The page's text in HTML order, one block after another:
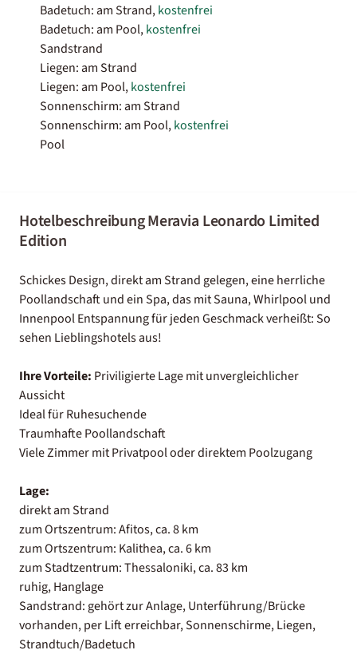
Badetuch: am Strand,kostenfrei
Badetuch: am Pool,kostenfrei
Sandstrand
Liegen: am Strand
Liegen: am Pool,kostenfrei
Sonnenschirm: am Strand
Sonnenschirm: am Pool,kostenfrei
Pool
Hotelbeschreibung Meravia Leonardo Limited
Edition
Schickes Design, direkt am Strand gelegen, eine herrliche
Poollandschaft und ein Spa, das mit Sauna, Whirlpool und
Innenpool Entspannung für jeden Geschmack verheißt: So
sehen Lieblingshotels aus!
Ihre Vorteile: Priviligierte Lage mit unvergleichlicher
Aussicht
Ideal für Ruhesuchende
Traumhafte Poollandschaft
Viele Zimmer mit Privatpool oder direktem Poolzugang
Lage:
direkt am Strand
zum Ortszentrum: Afitos, ca. 8 km
zum Ortszentrum: Kalithea, ca. 6 km
zum Stadtzentrum: Thessaloniki, ca. 83 km
ruhig, Hanglage
Sandstrand: gehört zur Anlage, Unterführung/Brücke
vorhanden, per Lift erreichbar, Sonnenschirme, Liegen,
Strandtuch/Badetuch